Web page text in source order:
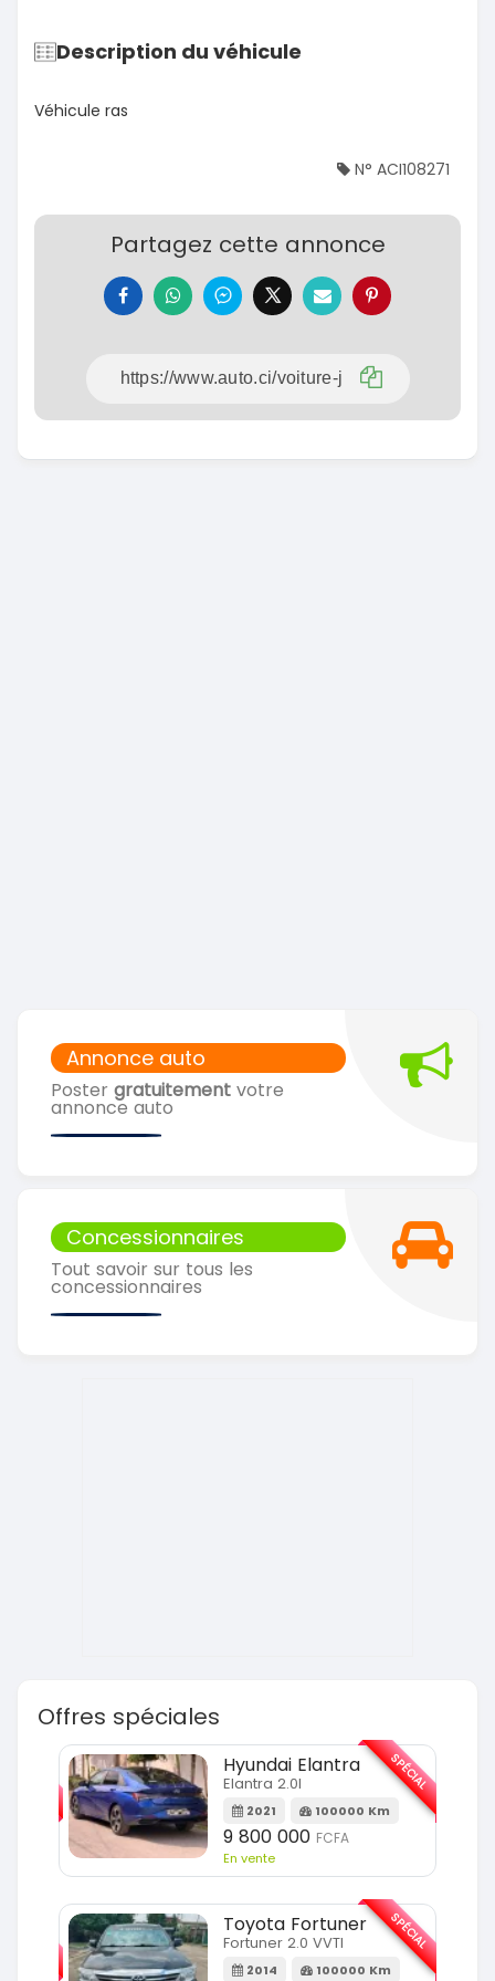
Annonce auto
Poster gratuitement votre
annonce auto
Concessionnaires
Tout savoir sur tous les
concessionnaires
Offres spéciales
Hyundai Elantra
Elantra 2.0l
2021 100000 Km
9 800 000 FCFA
En vente
SPÉCIAL
Toyota Fortuner
Fortuner 2.0 VVTI
2014 100000 Km
SPÉCIAL
Description du véhicule
Véhicule ras
N° ACI108271
Partagez cette annonce